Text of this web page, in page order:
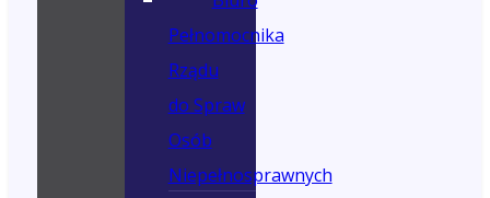
Pełnomocnika
Rządu
do Spraw
Osób
Niepełnosprawnych